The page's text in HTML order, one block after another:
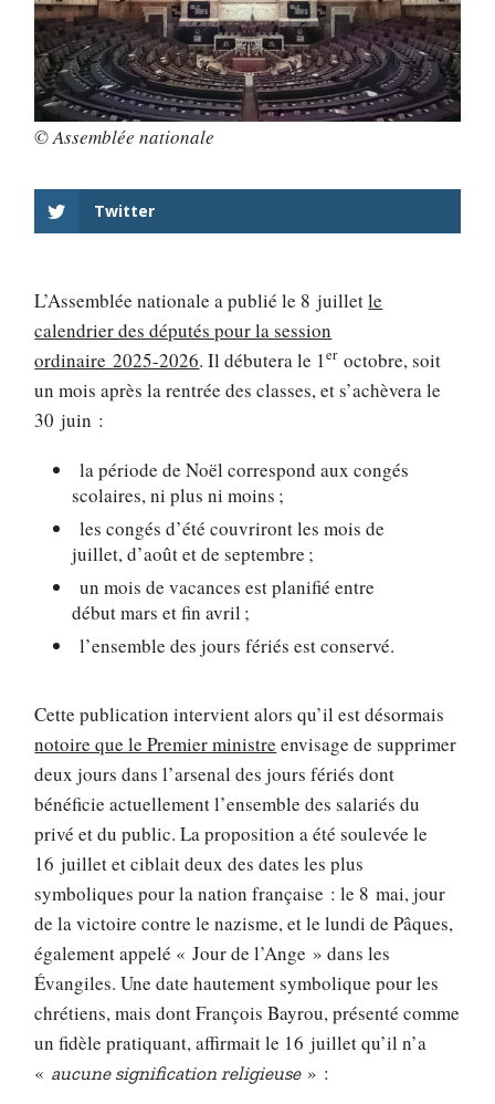
© Assemblée nationale
Twitter
L’Assemblée nationale a publié le 8 juilletle
calendrier des députés pour la session
ordinaire 2025-2026. Il débutera le 1eroctobre, soit
un mois après la rentrée des classes, et s’achèvera le
30 juin :
la période de Noël correspond aux congés
scolaires, ni plus ni moins ;
les congés d’été couvriront les mois de
juillet, d’août et de septembre ;
un mois de vacances est planifié entre
début mars et fin avril ;
l’ensemble des jours fériés est conservé.
Cette publication intervient alors qu’il est désormais
notoire que le Premier ministre envisage de supprimer
deux jours dans l’arsenal des jours fériés dont
bénéficie actuellement l’ensemble des salariés du
privé et du public. La proposition a été soulevée le
16 juillet et ciblait deux des dates les plus
symboliques pour la nation française : le 8 mai, jour
de la victoire contre le nazisme, et le lundi de Pâques,
également appelé « Jour de l’Ange » dans les
Évangiles. Une date hautement symbolique pour les
chrétiens, mais dont François Bayrou, présenté comme
un fidèle pratiquant, affirmait le 16 juillet qu’il n’a
« aucune signification religieuse» :